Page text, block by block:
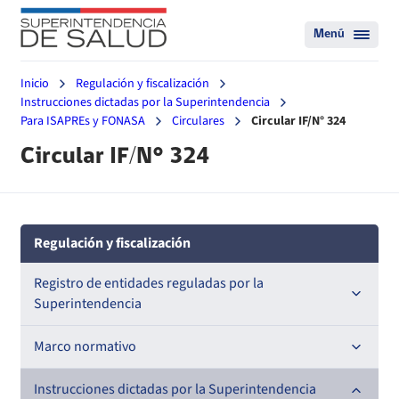
Menú
Inicio
Regulación y fiscalización
Instrucciones dictadas por la Superintendencia
Para ISAPREs y FONASA
Circulares Circular IF/N° 324
Circular IF/N° 324
Regulación y fiscalización
Registro de entidades reguladas por la
Superintendencia
Registro de Prestadores Acreditados
Nacional
Registro de Entidades Acreditadoras
Marco normativo
Leyes
Instrucciones dictadas por la Superintendencia